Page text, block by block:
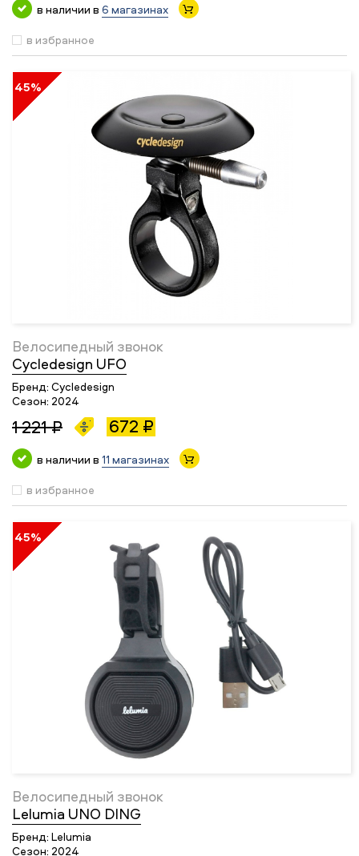
в наличии в 6 магазинах
в избранное
45%
Велосипедный звонок
Cycledesign UFO
Бренд: Cycledesign
Сезон: 2024
1 221 ₽ 672 ₽
в наличии в 11 магазинах
в избранное
45%
Велосипедный звонок
Lelumia UNO DING
Бренд: Lelumia
Сезон: 2024